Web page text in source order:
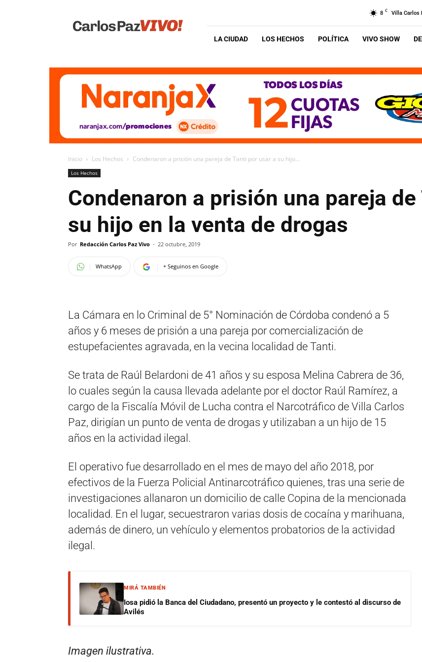
Vivo
8 C Villa Carlos
LA CIUDAD LOS HECHOS POLÍTICA VIVO SHOW
Inicio Los Hechos Condenaron a prisión una pareja de Tanti por usar a su hijo...
Los Hechos
Condenaron a prisión una pareja
su hijo en la venta de drogas
Por Redacción Carlos Paz Vivo - 22 octubre, 2019
WhatsApp + Seguinos en Google
La Cámara en lo Criminal de 5° Nominación de Córdoba condenó a 5
años y 6 meses de prisión a una pareja por comercialización de
estupefacientes agravada, en la vecina localidad de Tanti.
Se trata de Raúl Belardoni de 41 años y su esposa Melina Cabrera de 36,
lo cuales según la causa llevada adelante por el doctor Raúl Ramírez, a
cargo de la Fiscalía Móvil de Lucha contra el Narcotráfico de Villa Carlos
Paz, dirigían un punto de venta de drogas y utilizaban a un hijo de 15
años en la actividad ilegal.
El operativo fue desarrollado en el mes de mayo del año 2018, por
efectivos de la Fuerza Policial Antinarcotráfico quienes, tras una serie de
investigaciones allanaron un domicilio de calle Copina de la mencionada
localidad. En el lugar, secuestraron varias dosis de cocaína y marihuana,
además de dinero, un vehículo y elementos probatorios de la actividad
ilegal.
MIRÁ TAMBIÉN
Iosa pidió la Banca del Ciudadano, presentó un proyecto y le contestó al discurso de
Avilés
Imagen ilustrativa.